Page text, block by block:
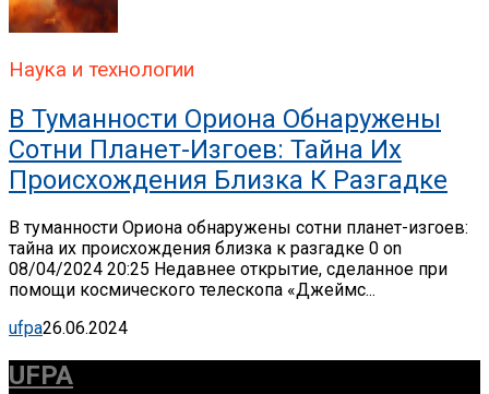
Наука и технологии
В Туманности Ориона Обнаружены
Сотни Планет-Изгоев: Тайна Их
Происхождения Близка К Разгадке
В туманности Ориона обнаружены сотни планет-изгоев:
тайна их происхождения близка к разгадке 0 on
08/04/2024 20:25 Недавнее открытие, сделанное при
помощи космического телескопа «Джеймс...
ufpa26.06.2024
UFPA